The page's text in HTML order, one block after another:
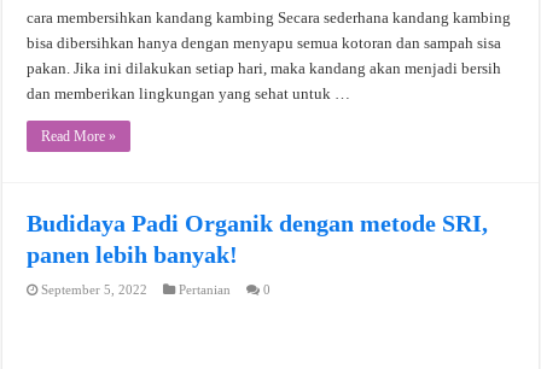
cara membersihkan kandang kambing Secara sederhana kandang kambing
bisa dibersihkan hanya dengan menyapu semua kotoran dan sampah sisa
pakan. Jika ini dilakukan setiap hari, maka kandang akan menjadi bersih
dan memberikan lingkungan yang sehat untuk …
Read More »
Budidaya Padi Organik dengan metode SRI,
panen lebih banyak!
September 5, 2022 Pertanian 0